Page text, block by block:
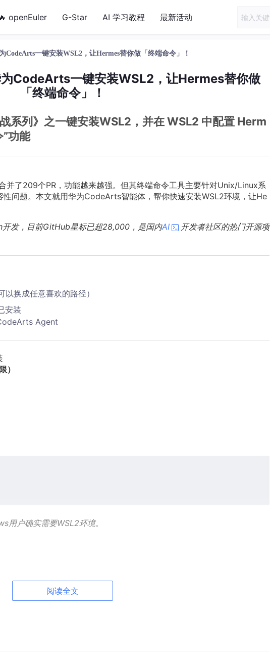
🔥 openEuler G-Star AI 学习教程 最新活动
CodeArts一键安装WSL2，让Hermes替你做「终端命令」！
CodeArts一键安装WSL2，让Hermes替你做
「终端命令」！
列》之一键安装WSL2，并在 WSL2 中配置 Herm
功能
了209个PR，功能越来越强。但其终端命令工具主要针对Unix/Linux系
问题。本文就用华为CodeArts智能体，帮你快速安装WSL2环境，让He
开发，目前GitHub星标已超28,000，是国内AI
开发者社区的热门开源项
换成任意喜欢的路径）
安装
Agent
）
用户确实需要WSL2环境。
阅读全文